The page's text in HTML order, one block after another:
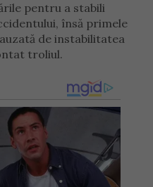
pentru a stabili
însă primele
de instabilitatea
troliul.